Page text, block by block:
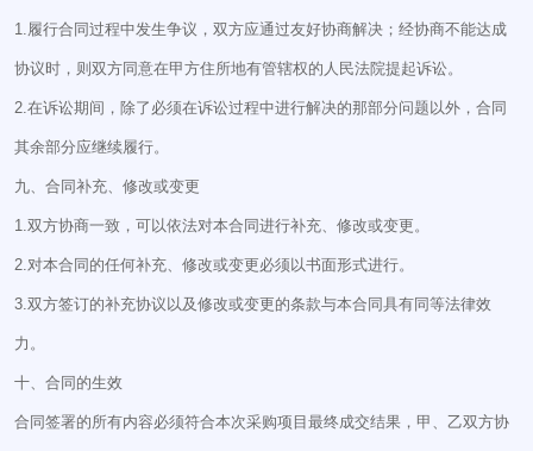
1.履行合同过程中发生争议，双方应通过友好协商解决；经协商不能达成
协议时，则双方同意在甲方住所地有管辖权的人民法院提起诉讼。
2.在诉讼期间，除了必须在诉讼过程中进行解决的那部分问题以外，合同
其余部分应继续履行。
九、合同补充、修改或变更
1.双方协商一致，可以依法对本合同进行补充、修改或变更。
2.对本合同的任何补充、修改或变更必须以书面形式进行。
3.双方签订的补充协议以及修改或变更的条款与本合同具有同等法律效
力。
十、合同的生效
合同签署的所有内容必须符合本次采购项目最终成交结果，甲、乙双方协